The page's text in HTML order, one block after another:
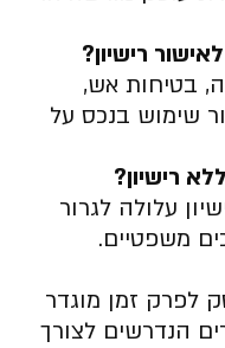
רישיון?
בטיחות אש,
שימוש בנכס על
רישיון?
עלולה לגרור
משפטיים.
לפרק זמן מוגדר
הנדרשים לצורך